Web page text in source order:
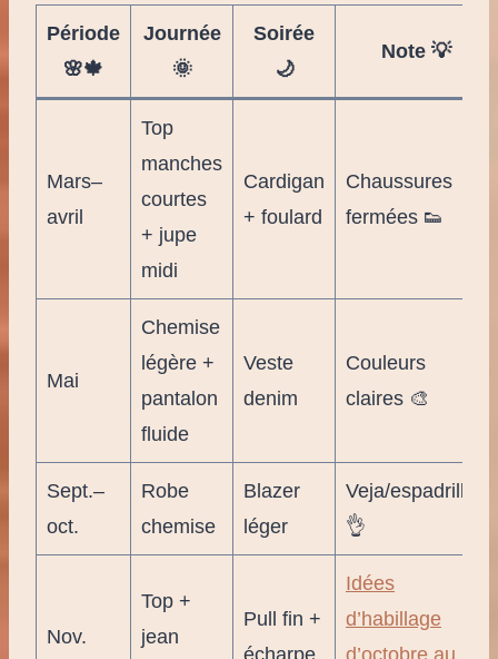
Période
🌸🍁
Journée
🌞
Soirée
🌙
Note 💡
Mars–
avril
Top
manches
courtes
+ jupe
midi
Cardigan
+ foulard
Chaussures
fermées 👟
Mai
Chemise
légère +
pantalon
fluide
Veste
denim
Couleurs
claires 🎨
Sept.–
oct.
Robe
chemise
Blazer
léger
Veja/espadrilles
👌
Nov.
Top +
jean
Pull fin +
Idées
d’habillage